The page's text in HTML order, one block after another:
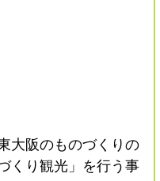
大阪のものづくりの
くり観光」を行う事